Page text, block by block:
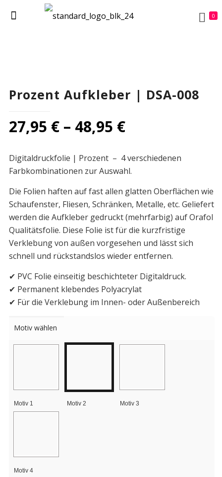
0
Prozent Aufkleber | DSA-008
27,95 € – 48,95 €
Digitaldruckfolie | Prozent – 4 verschiedenen
Farbkombinationen zur Auswahl.
Die Folien haften auf fast allen glatten Oberflächen wie
Schaufenster, Fliesen, Schränken, Metalle, etc. Geliefert
werden die Aufkleber gedruckt (mehrfarbig) auf Orafol
Qualitätsfolie. Diese Folie ist für die kurzfristige
Verklebung von außen vorgesehen und lässt sich
schnell und rückstandslos wieder entfernen.
✔ PVC Folie einseitig beschichteter Digitaldruck.
✔ Permanent klebendes Polyacrylat
✔ Für die Verklebung im Innen- oder Außenbereich
Motiv wählen
Motiv 1 Motiv 2 Motiv 3
Motiv 4